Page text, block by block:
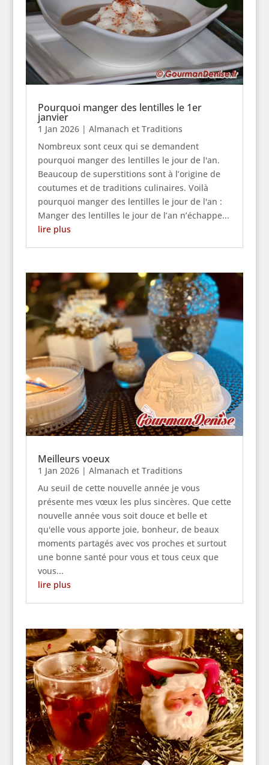
Pourquoi manger des lentilles le 1er
janvier
1 Jan 2026| Almanach et Traditions
Nombreux sont ceux qui se demandent
pourquoi manger des lentilles le jour de l'an.
Beaucoup de superstitions sont à l’origine de
coutumes et de traditions culinaires. Voilà
pourquoi manger des lentilles le jour de l'an :
Manger des lentilles le jour de l’an n’échappe...
lire plus
Meilleurs voeux
1 Jan 2026| Almanach et Traditions
Au seuil de cette nouvelle année je vous
présente mes vœux les plus sincères. Que cette
nouvelle année vous soit douce et belle et
qu'elle vous apporte joie, bonheur, de beaux
moments partagés avec vos proches et surtout
une bonne santé pour vous et tous ceux que
vous...
lire plus